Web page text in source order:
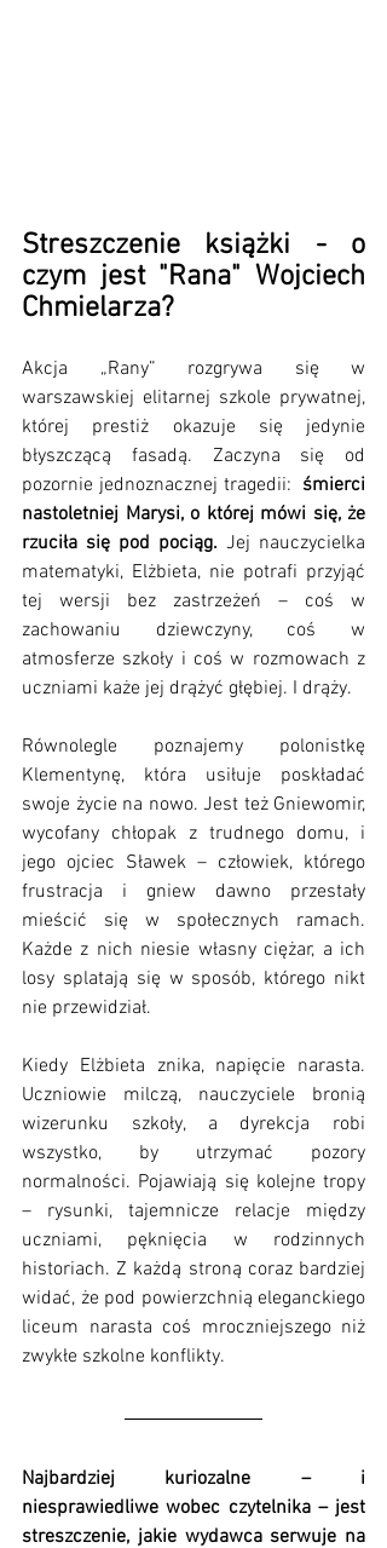
Streszczenie książki - o
czym jest "Rana" Wojciech
Chmielarza?
Akcja „Rany” rozgrywa się w
warszawskiej elitarnej szkole prywatnej,
której prestiż okazuje się jedynie
błyszczącą fasadą. Zaczyna się od
pozornie jednoznacznej tragedii: śmierci
nastoletniej Marysi, o której mówi się, że
rzuciła się pod pociąg. Jej nauczycielka
matematyki, Elżbieta, nie potrafi przyjąć
tej wersji bez zastrzeżeń – coś w
zachowaniu dziewczyny, coś w
atmosferze szkoły i coś w rozmowach z
uczniami każe jej drążyć głębiej. I drąży.
Równolegle poznajemy polonistkę
Klementynę, która usiłuje poskładać
swoje życie na nowo. Jest też Gniewomir,
wycofany chłopak z trudnego domu, i
jego ojciec Sławek – człowiek, którego
frustracja i gniew dawno przestały
mieścić się w społecznych ramach.
Każde z nich niesie własny ciężar, a ich
losy splatają się w sposób, którego nikt
nie przewidział.
Kiedy Elżbieta znika, napięcie narasta.
Uczniowie milczą, nauczyciele bronią
wizerunku szkoły, a dyrekcja robi
wszystko, by utrzymać pozory
normalności. Pojawiają się kolejne tropy
– rysunki, tajemnicze relacje między
uczniami, pęknięcia w rodzinnych
historiach. Z każdą stroną coraz bardziej
widać, że pod powierzchnią eleganckiego
liceum narasta coś mroczniejszego niż
zwykłe szkolne konflikty.
Najbardziej kuriozalne – i
niesprawiedliwe wobec czytelnika – jest
streszczenie, jakie wydawca serwuje na